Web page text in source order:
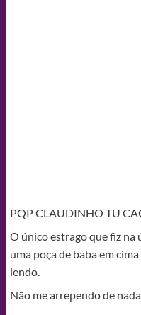
PQP CLAUDINHO TU
O único estrago que fiz
uma poça de baba em
lendo.
Não me arrependo de